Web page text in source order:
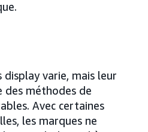
varie, mais leur
méthodes de
Avec certaines
les marques ne